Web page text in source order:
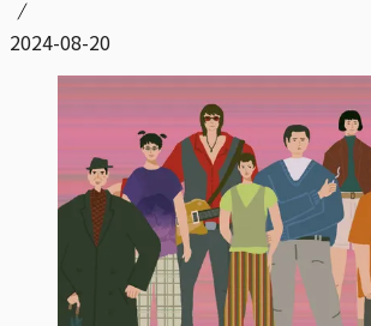
2024-08-20